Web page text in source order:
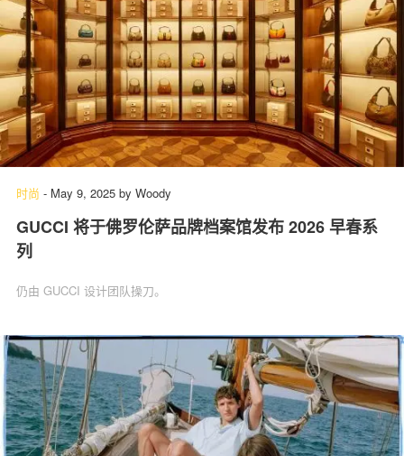
时 尚
球 鞋
生 活
科 技
时尚 - May 9, 2025 by Woody
GUCCI 将于佛罗伦萨品牌档案馆发布 2026 早春系
列
仍由 GUCCI 设计团队操刀。